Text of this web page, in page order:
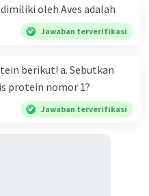
oleh Aves adalah
Jawaban terverifikasi
a. Sebutkan
protein nomor 1?
Jawaban terverifikasi